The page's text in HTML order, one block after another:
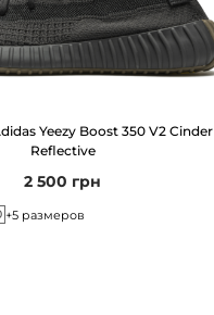
Yeezy Boost 350 V2 Cinder
Reflective
2 500 грн
+5 размеров